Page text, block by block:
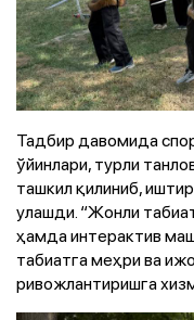
Тадбир давомида
ўйинлари, турли
ташкил қилиниб,
улашди. “Жонли
ҳамда интерактив
табиатга меҳри ва
ривожлантиришга